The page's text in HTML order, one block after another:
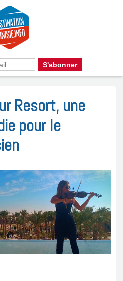
Resort, une
pour le